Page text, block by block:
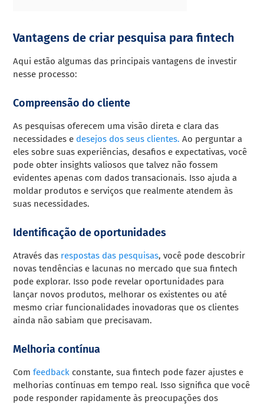
Vantagens de criar pesquisa para fintech
Aqui estão algumas das principais vantagens de investir
nesse processo:
Compreensão do cliente
As pesquisas oferecem uma visão direta e clara das
necessidades e desejos dos seus clientes. Ao perguntar a
eles sobre suas experiências, desafios e expectativas, você
pode obter insights valiosos que talvez não fossem
evidentes apenas com dados transacionais. Isso ajuda a
moldar produtos e serviços que realmente atendem às
suas necessidades.
Identificação de oportunidades
Através das respostas das pesquisas, você pode descobrir
novas tendências e lacunas no mercado que sua fintech
pode explorar. Isso pode revelar oportunidades para
lançar novos produtos, melhorar os existentes ou até
mesmo criar funcionalidades inovadoras que os clientes
ainda não sabiam que precisavam.
Melhoria contínua
Com feedback constante, sua fintech pode fazer ajustes e
melhorias contínuas em tempo real. Isso significa que você
pode responder rapidamente às preocupações dos